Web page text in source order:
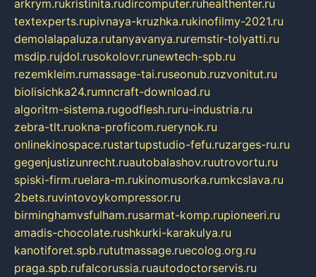
arkrym.rukristinita.rudircomputer.ruhealthenter.ru
textexperts.rupivnaya-kruzhka.rukinofilmy-2021.ru
demolalapaluza.rutanyavanya.ruremstir-tolyatti.ru
msdip.rujdol.rusokolovr.runewtech-spb.ru
rezemkleim.rumassage-tai.ruseonub.ruzvonitut.ru
biolisichka24.rumncraft-download.ru
algoritm-sistema.rugodflesh.ruru-industria.ru
zebra-tlt.ruokna-proficom.ruerynok.ru
onlinekinospace.rustartupstudio-fefu.ruzarges-ru.ru
gegenjustizunrecht.ruautobalashov.ruutrovortu.ru
spiski-firm.ruelara-m.rukinomusorka.rumkcslava.ru
2bets.ruvintovoykompressor.ru
birminghamvsfulham.rusarmat-komp.rupioneeri.ru
amadis-chocolate.rushkurki-karakulya.ru
kanotiforet.spb.rututmassage.ruecolog.org.ru
praga.spb.rufalcorussia.ruautodoctorservis.ru